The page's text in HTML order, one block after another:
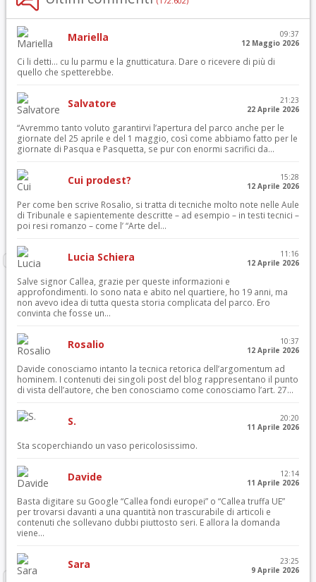
Mariella
09:37
12 Maggio 2026
Ci li detti… cu lu parmu e la gnutticatura. Dare o ricevere di più di
quello che spetterebbe.
Salvatore
21:23
22 Aprile 2026
“Avremmo tanto voluto garantirvi l’apertura del parco anche per le
giornate del 25 aprile e del 1 maggio, così come abbiamo fatto per le
giornate di Pasqua e Pasquetta, se pur con enormi sacrifici da...
Cui prodest?
15:28
12 Aprile 2026
Per come ben scrive Rosalio, si tratta di tecniche molto note nelle Aule
di Tribunale e sapientemente descritte – ad esempio – in testi tecnici –
poi resi romanzo – come l’ “Arte del...
Lucia Schiera
11:16
12 Aprile 2026
Salve signor Callea, grazie per queste informazioni e
approfondimenti. Io sono nata e abito nel quartiere, ho 19 anni, ma
non avevo idea di tutta questa storia complicata del parco. Ero
convinta che fosse un...
Rosalio
10:37
12 Aprile 2026
Davide conosciamo intanto la tecnica retorica dell’argomentum ad
hominem. I contenuti dei singoli post del blog rappresentano il punto
di vista dell’autore, che ben conosciamo come conosciamo l’art. 27...
S.
20:20
11 Aprile 2026
Sta scoperchiando un vaso pericolosissimo.
Davide
12:14
11 Aprile 2026
Basta digitare su Google “Callea fondi europei” o “Callea truffa UE”
per trovarsi davanti a una quantità non trascurabile di articoli e
contenuti che sollevano dubbi piuttosto seri. E allora la domanda
viene...
Sara
23:25
9 Aprile 2026